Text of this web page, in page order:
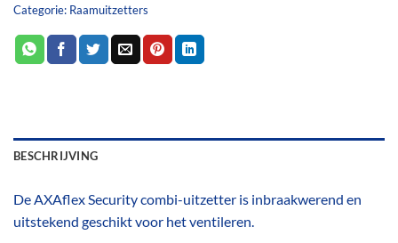
Categorie: Raamuitzetters
BESCHRIJVING
De AXAflex Security combi-uitzetter is inbraakwerend en
uitstekend geschikt voor het ventileren.